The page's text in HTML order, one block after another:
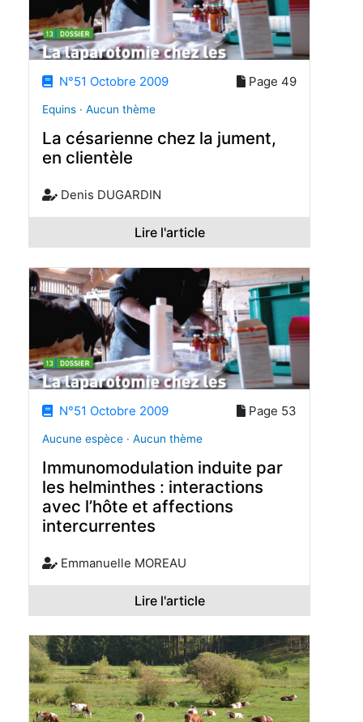
N°51 Octobre 2009 Page 49
Equins · Aucun thème
La césarienne chez la jument,
en clientèle
Denis DUGARDIN
Lire l'article
N°51 Octobre 2009 Page 53
Aucune espèce · Aucun thème
Immunomodulation induite par
les helminthes : interactions
avec l’hôte et affections
intercurrentes
Emmanuelle MOREAU
Lire l'article